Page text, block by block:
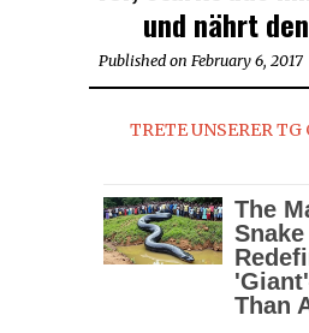
und nährt
Published on February 6, 2017
TRETE UNSERER TG